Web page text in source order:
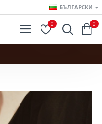
БЪЛГАРСКИ
0 0